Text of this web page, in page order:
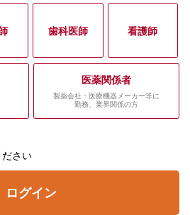
歯科医師 看護師
医薬関係者
製薬会社・医療機器メーカー等に
勤務、業界関係の方
さい
ログイン